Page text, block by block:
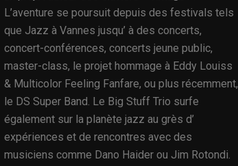
L’aventure se poursuit depuis des festivals tels
que Jazz à Vannes jusqu’ à des concerts,
concert-conférences, concerts jeune public,
master-class, le projet hommage à Eddy Louiss
& Multicolor Feeling Fanfare, ou plus récemment,
le DS Super Band. Le Big Stuff Trio surfe
également sur la planète jazz au grès d’
expériences et de rencontres avec des
musiciens comme Dano Haider ou Jim Rotondi.